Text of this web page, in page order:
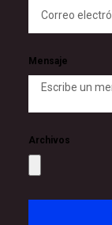
Mensaje
Archivos